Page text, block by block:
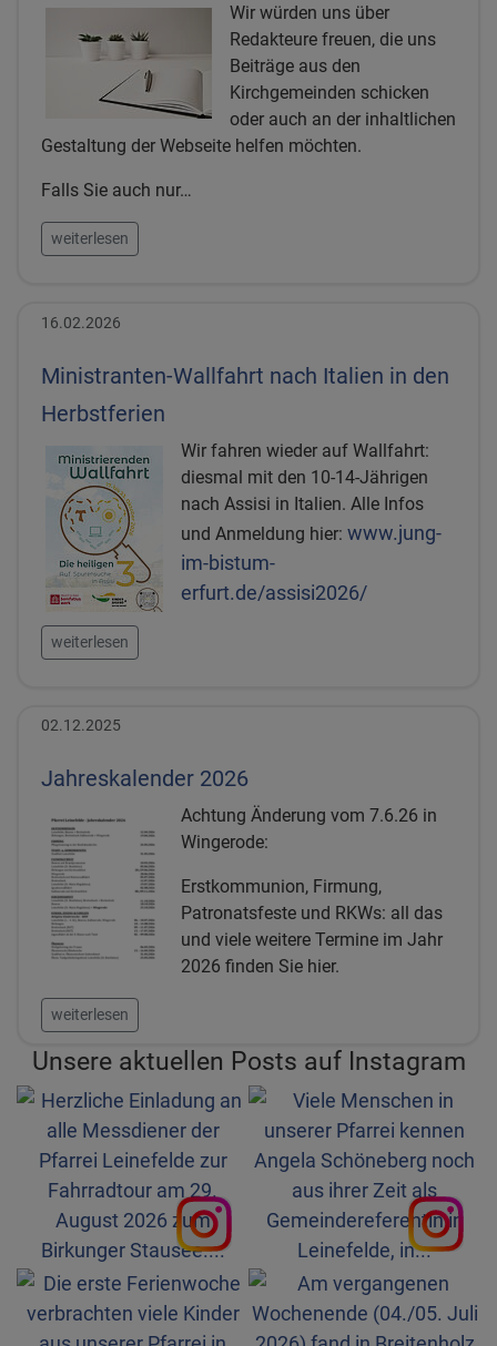
Wir würden uns über
Redakteure freuen, die uns
Beiträge aus den
Kirchgemeinden schicken
oder auch an der inhaltlichen
Gestaltung der Webseite helfen möchten.
Falls Sie auch nur…
weiterlesen
16.02.2026
Ministranten-Wallfahrt nach Italien in den
Herbstferien
Wir fahren wieder auf Wallfahrt:
diesmal mit den 10-14-Jährigen
nach Assisi in Italien. Alle Infos
und Anmeldung hier: www.jung-
im-bistum-
erfurt.de/assisi2026/
weiterlesen
02.12.2025
Jahreskalender 2026
Achtung Änderung vom 7.6.26 in
Wingerode:
Erstkommunion, Firmung,
Patronatsfeste und RKWs: all das
und viele weitere Termine im Jahr
2026 finden Sie hier.
weiterlesen
Unsere aktuellen Posts auf Instagram